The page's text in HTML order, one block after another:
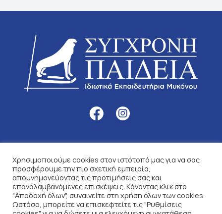
Το σχολείο μας
Συντομεύσεις
Επικοινωνία
Χρησιμοποιούμε cookies στον ιστότοπό μας για να σας
προσφέρουμε την πιο σχετική εμπειρία,
απομνημονεύοντας τις προτιμήσεις σας και
επαναλαμβανόμενες επισκέψεις. Κάνοντας κλικ στο
"Αποδοχή όλων", συναινείτε στη χρήση όλων των cookies.
Ωστόσο, μπορείτε να επισκεφτείτε τις "Ρυθμίσεις